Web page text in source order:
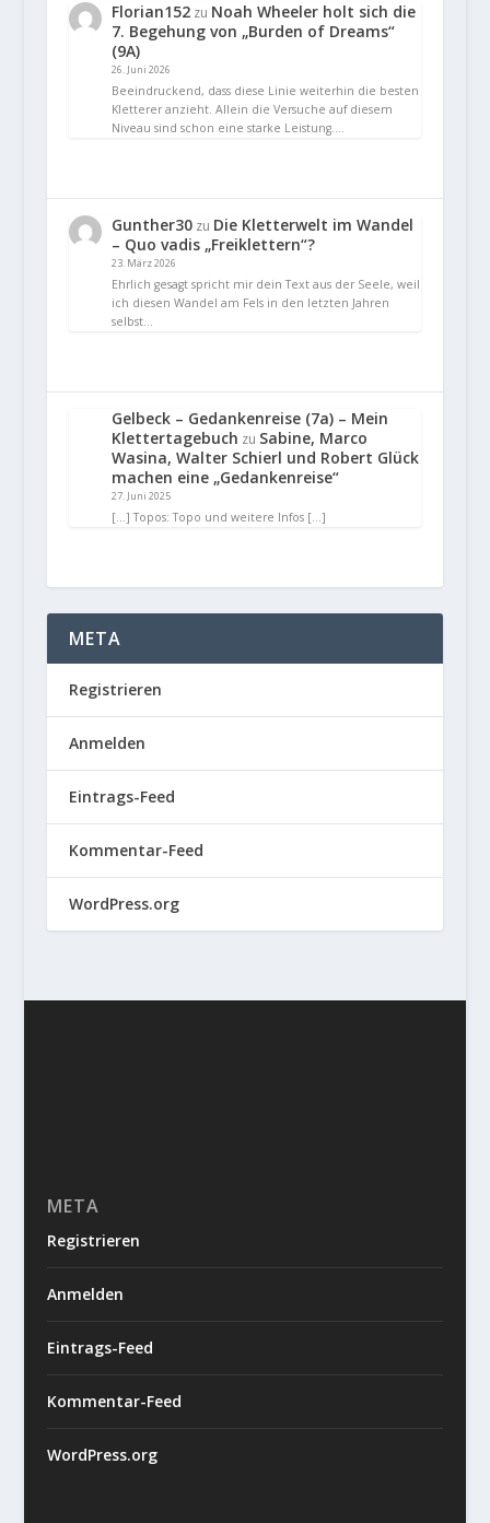
Florian152zu Noah Wheeler holt sich die
7. Begehung von „Burden of Dreams“
(9A)
26. Juni 2026
Beeindruckend, dass diese Linie weiterhin die besten
Kletterer anzieht. Allein die Versuche auf diesem
Niveau sind schon eine starke Leistung.…
Gunther30zu Die Kletterwelt im Wandel
– Quo vadis „Freiklettern“?
23. März 2026
Ehrlich gesagt spricht mir dein Text aus der Seele, weil
ich diesen Wandel am Fels in den letzten Jahren
selbst…
Gelbeck – Gedankenreise (7a) – Mein
Klettertagebuch zu Sabine, Marco
Wasina, Walter Schierl und Robert Glück
machen eine „Gedankenreise“
27. Juni 2025
[…] Topos: Topo und weitere Infos […]
META
Registrieren
Anmelden
Eintrags-Feed
Kommentar-Feed
WordPress.org
META
Registrieren
Anmelden
Eintrags-Feed
Kommentar-Feed
WordPress.org